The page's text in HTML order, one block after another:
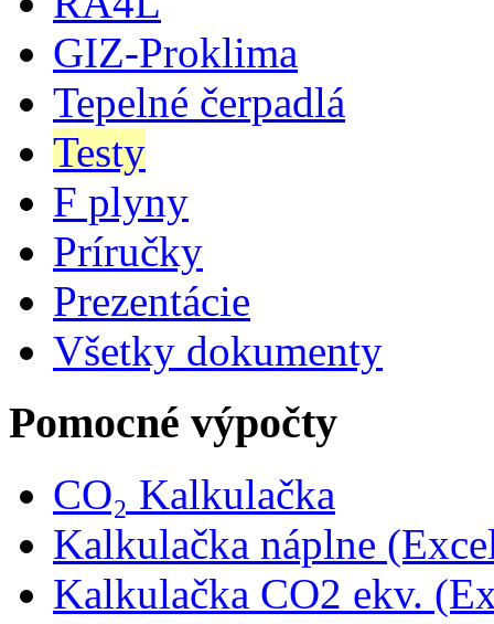
GIZ-Proklima
Tepelné čerpadlá
Testy
F plyny
Príručky
Prezentácie
Všetky dokumenty
Pomocné výpočty
CO₂ Kalkulačka
Kalkulačka náplne
Kalkulačka CO2 ekv.